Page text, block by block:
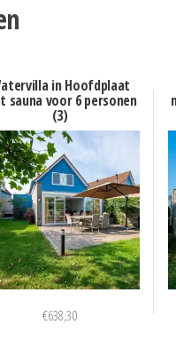
in Hoofdplaat
sauna voor 6 personen
(3)
€638,30